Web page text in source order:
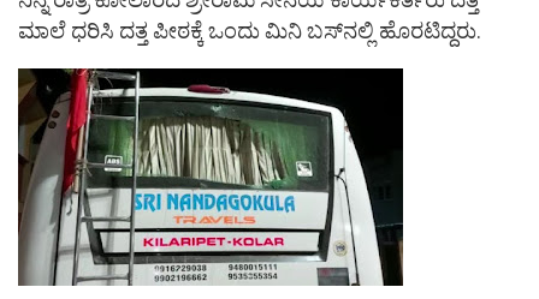
ಮಾಲೆ ಧರಿಸಿ ದತ್ತ ಪೀಠಕ್ಕೆ ಒಂದು ಮಿನಿ ಬಸ್​ನಲ್ಲಿ ಹೊರಟಿದ್ದರು.